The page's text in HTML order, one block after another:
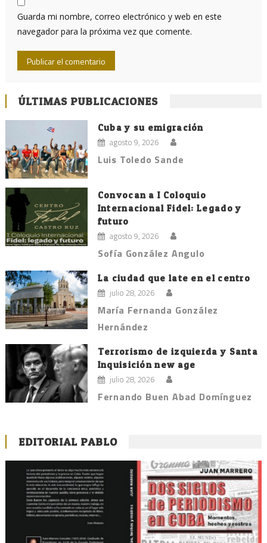
Guarda mi nombre, correo electrónico y web en este
navegador para la próxima vez que comente.
ÚLTIMAS PUBLICACIONES
Cuba y su emigración
agosto 9, 2026
Luis Toledo Sande
Convocan a I Coloquio
Internacional Fidel: Legado y
futuro
agosto 9, 2026
Sofía González Angulo
La ciudad que late en el centro
julio 28, 2026
María Fernanda González
Hernández
Terrorismo de izquierda y Santa
Inquisición new age
julio 28, 2026
Fernando Buen Abad Domínguez
EDITORIAL PABLO